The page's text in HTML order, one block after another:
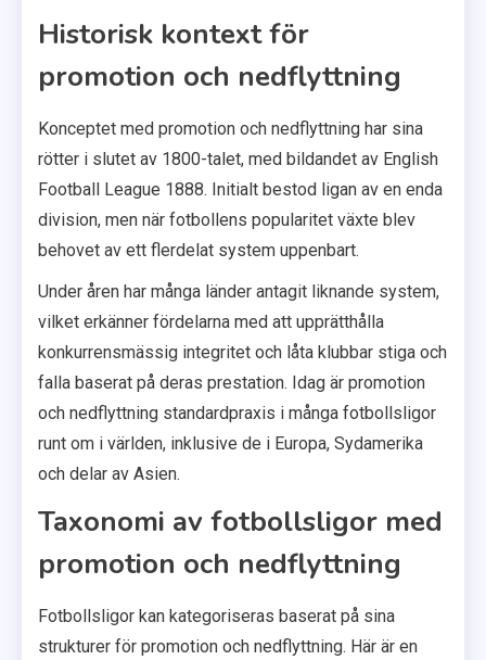
Historisk kontext för
promotion och nedflyttning
Konceptet med promotion och nedflyttning har sina
rötter i slutet av 1800-talet, med bildandet av English
Football League 1888. Initialt bestod ligan av en enda
division, men när fotbollens popularitet växte blev
behovet av ett flerdelat system uppenbart.
Under åren har många länder antagit liknande system,
vilket erkänner fördelarna med att upprätthålla
konkurrensmässig integritet och låta klubbar stiga och
falla baserat på deras prestation. Idag är promotion
och nedflyttning standardpraxis i många fotbollsligor
runt om i världen, inklusive de i Europa, Sydamerika
och delar av Asien.
Taxonomi av fotbollsligor med
promotion och nedflyttning
Fotbollsligor kan kategoriseras baserat på sina
strukturer för promotion och nedflyttning. Här är en